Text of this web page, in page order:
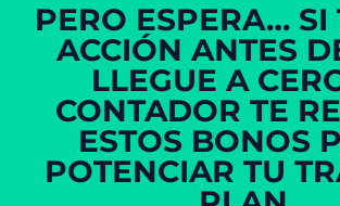
PERO ESPERA… SI
ACCIÓN ANTES
LLEGUE A
CONTADOR TE
ESTOS BONOS
POTENCIAR TU